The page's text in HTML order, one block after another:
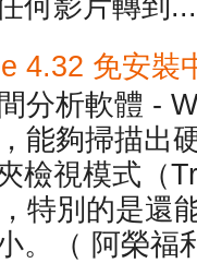
何影片轉到...
4.32 免安裝
分析軟體 -
能夠掃描出
檢視模式（
特別的是還
。（ 阿榮福